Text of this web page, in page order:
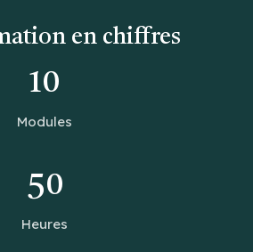
en chiffres
10
Modules
50
Heures